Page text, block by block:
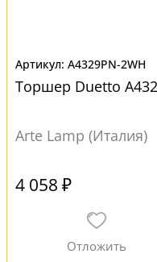
A4329PN-2WH
Торшер Duetto
Arte Lamp (Италия)
4 058 ₽